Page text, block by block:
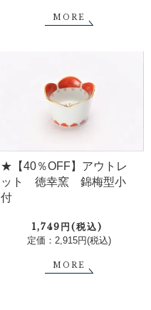
MORE
★【40％OFF】アウトレ
ット 徳幸窯 錦梅型小
付
1,749円(税込)
定価：2,915円(税込)
MORE